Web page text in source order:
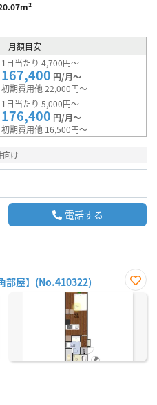
月額目安
1日当たり 4,700円～
167,400 円/月～
初期費用他 22,000円～
1日当たり 5,000円～
176,400 円/月～
初期費用他 16,500円～
向け
電話する
部屋】(No.410322)
お気